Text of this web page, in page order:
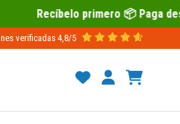
primero 📦 Paga después con
verificadas4,8/5